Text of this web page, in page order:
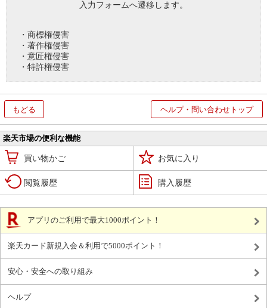
入力フォームへ遷移します。
・商標権侵害
・著作権侵害
・意匠権侵害
・特許権侵害
もどる ヘルプ・問い合わせトップ
楽天市場の便利な機能
買い物かご お気に入り
閲覧履歴 購入履歴
アプリのご利用で最大1000ポイント！
楽天カード新規入会＆利用で5000ポイント！
安心・安全への取り組み
ヘルプ